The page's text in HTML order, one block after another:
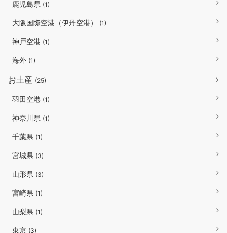
鹿児島県 (1)
大阪国際空港（伊丹空港） (1)
神戸空港 (1)
海外 (1)
お土産 (25)
羽田空港 (1)
神奈川県 (1)
千葉県 (1)
宮城県 (3)
山形県 (3)
宮崎県 (1)
山梨県 (1)
東京 (3)